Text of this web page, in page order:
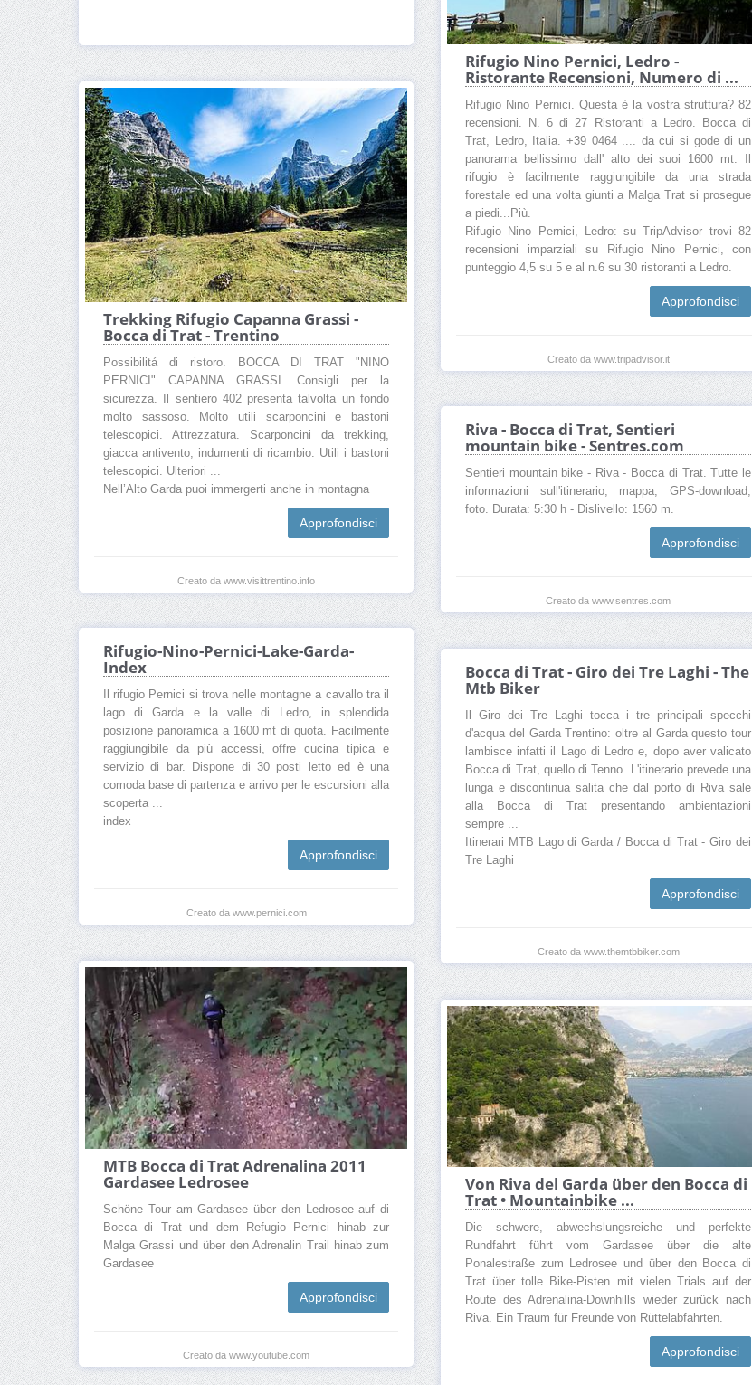
Rifugio Nino Pernici, Ledro -
Ristorante Recensioni, Numero di ...
Rifugio Nino Pernici. Questa è la vostra struttura? 82
recensioni. N. 6 di 27 Ristoranti a Ledro. Bocca di
Trat, Ledro, Italia. +39 0464 .... da cui si gode di un
panorama bellissimo dall' alto dei suoi 1600 mt. Il
rifugio è facilmente raggiungibile da una strada
forestale ed una volta giunti a Malga Trat si prosegue
a piedi...Più.
Rifugio Nino Pernici, Ledro: su TripAdvisor trovi 82
recensioni imparziali su Rifugio Nino Pernici, con
punteggio 4,5 su 5 e al n.6 su 30 ristoranti a Ledro.
Approfondisci
Creato da www.tripadvisor.it
Trekking Rifugio Capanna Grassi -
Bocca di Trat - Trentino
Possibilitá di ristoro. BOCCA DI TRAT "NINO
PERNICI" CAPANNA GRASSI. Consigli per la
sicurezza. Il sentiero 402 presenta talvolta un fondo
molto sassoso. Molto utili scarponcini e bastoni
telescopici. Attrezzatura. Scarponcini da trekking,
giacca antivento, indumenti di ricambio. Utili i bastoni
telescopici. Ulteriori ...
Nell’Alto Garda puoi immergerti anche in montagna
Approfondisci
Creato da www.visittrentino.info
Riva - Bocca di Trat, Sentieri
mountain bike - Sentres.com
Sentieri mountain bike - Riva - Bocca di Trat. Tutte le
informazioni sull'itinerario, mappa, GPS-download,
foto. Durata: 5:30 h - Dislivello: 1560 m.
Approfondisci
Creato da www.sentres.com
Rifugio-Nino-Pernici-Lake-Garda-
Index
Il rifugio Pernici si trova nelle montagne a cavallo tra il
lago di Garda e la valle di Ledro, in splendida
posizione panoramica a 1600 mt di quota. Facilmente
raggiungibile da più accessi, offre cucina tipica e
servizio di bar. Dispone di 30 posti letto ed è una
comoda base di partenza e arrivo per le escursioni alla
scoperta ...
index
Approfondisci
Creato da www.pernici.com
Bocca di Trat - Giro dei Tre Laghi - The
Mtb Biker
Il Giro dei Tre Laghi tocca i tre principali specchi
d'acqua del Garda Trentino: oltre al Garda questo tour
lambisce infatti il Lago di Ledro e, dopo aver valicato
Bocca di Trat, quello di Tenno. L'itinerario prevede una
lunga e discontinua salita che dal porto di Riva sale
alla Bocca di Trat presentando ambientazioni
sempre ...
Itinerari MTB Lago di Garda / Bocca di Trat - Giro dei
Tre Laghi
Approfondisci
Creato da www.themtbbiker.com
MTB Bocca di Trat Adrenalina 2011
Gardasee Ledrosee
Schöne Tour am Gardasee über den Ledrosee auf di
Bocca di Trat und dem Refugio Pernici hinab zur
Malga Grassi und über den Adrenalin Trail hinab zum
Gardasee
Approfondisci
Creato da www.youtube.com
Von Riva del Garda über den Bocca di
Trat • Mountainbike ...
Die schwere, abwechslungsreiche und perfekte
Rundfahrt führt vom Gardasee über die alte
Ponalestraße zum Ledrosee und über den Bocca di
Trat über tolle Bike-Pisten mit vielen Trials auf der
Route des Adrenalina-Downhills wieder zurück nach
Riva. Ein Traum für Freunde von Rüttelabfahrten.
Approfondisci